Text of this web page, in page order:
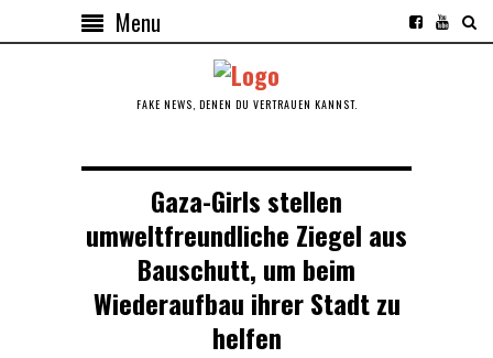
Menu
FAKE NEWS, DENEN DU VERTRAUEN KANNST.
Gaza-Girls stellen
umweltfreundliche Ziegel aus
Bauschutt, um beim
Wiederaufbau ihrer Stadt zu
helfen